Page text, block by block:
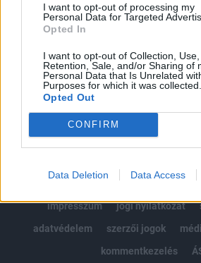
I want to opt-out of processing my
Personal Data for Targeted
Opted In
I want to opt-out of Collection, Use,
Retention, Sale, and/or Sharing of
Personal Data that Is Unrelated
Purposes for which it was collected.
Opted Out
CONFIRM
Data Deletion Data Access
Előfizetés
MÁR ELŐFIZETŐNK VAGY?
impresszum
jogi nyilatkozat
adatvédelem
szerzői jogok
kommentkezelés